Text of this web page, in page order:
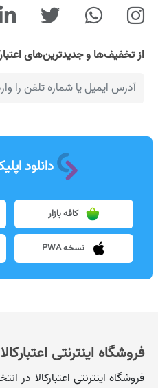
از تخفیف‌ها و جدیدترین‌های
دانلود
کافه بازار
نسخه PWA
فروشگاه اینترنتی اعتبارکالا
فروشگاه اینترنتی اعتبارکالا در